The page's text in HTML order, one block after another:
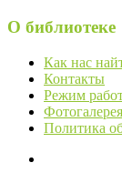
О библиотеке
Как нас
Контакты
Режим
Фотогалерея
Политика